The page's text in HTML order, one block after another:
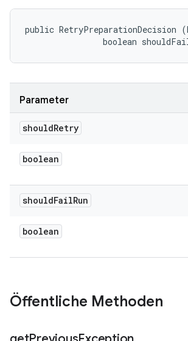
public RetryPreparationDecision
boolean
Parameter
shouldRetry
boolean
shouldFailRun
boolean
Öffentliche Methoden